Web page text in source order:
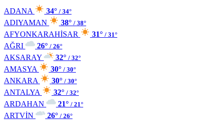
ADANA 34° / 34°
ADIYAMAN 38° / 38°
AFYONKARAHİSAR 31° / 31°
AĞRI 26° / 26°
AKSARAY 32° / 32°
AMASYA 30° / 30°
ANKARA 30° / 30°
ANTALYA 32° / 32°
ARDAHAN 21° / 21°
ARTVİN 26° / 26°